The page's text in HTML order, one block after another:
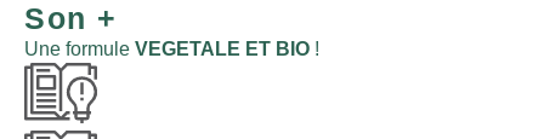
Son +
Une formule VEGETALE ET BIO !